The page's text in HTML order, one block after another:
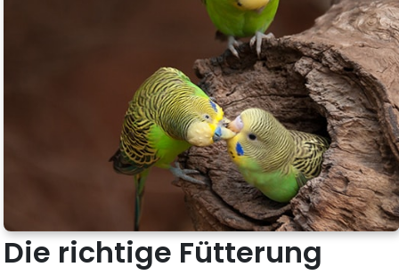
Die richtige Fütterung